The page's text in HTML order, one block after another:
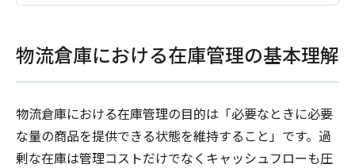
物流倉庫における在庫管理の基本理解
物流倉庫における在庫管理の目的は「必要なときに必要
な量の商品を提供できる状態を維持すること」です。過
剰な在庫は管理コストだけでなくキャッシュフローも圧